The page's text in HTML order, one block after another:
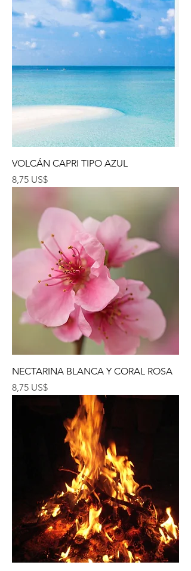
VOLCÁN CAPRI TIPO AZUL
Precio
8,75 US$
NECTARINA BLANCA Y CORAL ROSA
Precio
8,75 US$